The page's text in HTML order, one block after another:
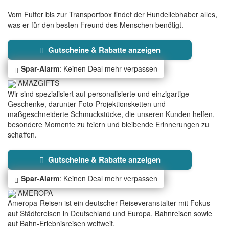
Vom Futter bis zur Transportbox findet der Hundeliebhaber alles,
was er für den besten Freund des Menschen benötigt.
Gutscheine & Rabatte anzeigen
Spar-Alarm: Keinen Deal mehr verpassen
AMAZGIFTS
Wir sind spezialisiert auf personalisierte und einzigartige
Geschenke, darunter Foto-Projektionsketten und
maßgeschneiderte Schmuckstücke, die unseren Kunden helfen,
besondere Momente zu feiern und bleibende Erinnerungen zu
schaffen.
Gutscheine & Rabatte anzeigen
Spar-Alarm: Keinen Deal mehr verpassen
AMEROPA
Ameropa-Reisen ist ein deutscher Reiseveranstalter mit Fokus
auf Städtereisen in Deutschland und Europa, Bahnreisen sowie
auf Bahn-Erlebnisreisen weltweit.